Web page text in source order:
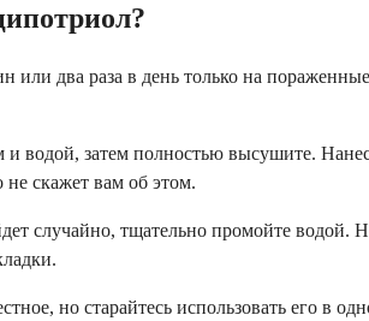
два раза в день только на
затем полностью высушите.
не скажет вам об этом.
случайно, тщательно промойте
но старайтесь использовать его в